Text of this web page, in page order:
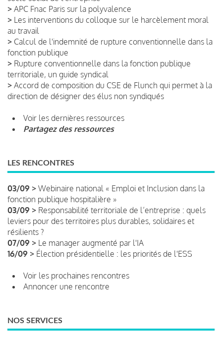
> APC Fnac Paris sur la polyvalence
> Les interventions du colloque sur le harcèlement moral
au travail
> Calcul de l'indemnité de rupture conventionnelle dans la
fonction publique
> Rupture conventionnelle dans la fonction publique
territoriale, un guide syndical
> Accord de composition du CSE de Flunch qui permet à la
direction de désigner des élus non syndiqués
Voir les dernières ressources
Partagez des ressources
LES RENCONTRES
03/09 > Webinaire national « Emploi et Inclusion dans la
fonction publique hospitalière »
03/09 > Responsabilité territoriale de l’entreprise : quels
leviers pour des territoires plus durables, solidaires et
résilients ?
07/09 > Le manager augmenté par l'IA
16/09 > Élection présidentielle : les priorités de l'ESS
Voir les prochaines rencontres
Annoncer une rencontre
NOS SERVICES